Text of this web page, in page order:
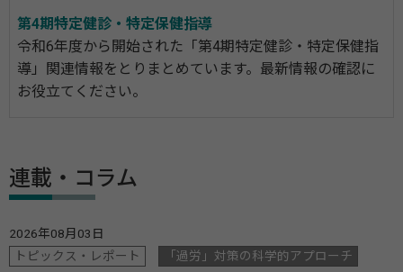
第4期特定健診・特定保健指導
令和6年度から開始された「第4期特定健診・特定保健指
導」関連情報をとりまとめています。最新情報の確認に
お役立てください。
連載・コラム
2026年08月03日
トピックス・レポート
「過労」対策の科学的アプローチ